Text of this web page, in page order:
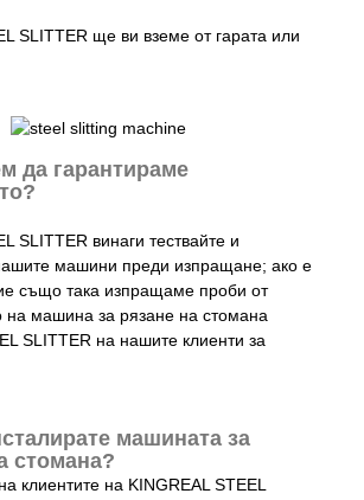
SLITTER ще ви вземе от гарата или
да гарантираме
SLITTER винаги тествайте и
машини преди изпращане; ако е
също така изпращаме проби от
на машина за рязане на стомана
SLITTER на нашите клиенти за
машината за
стомана?
клиентите на KINGREAL STEEL